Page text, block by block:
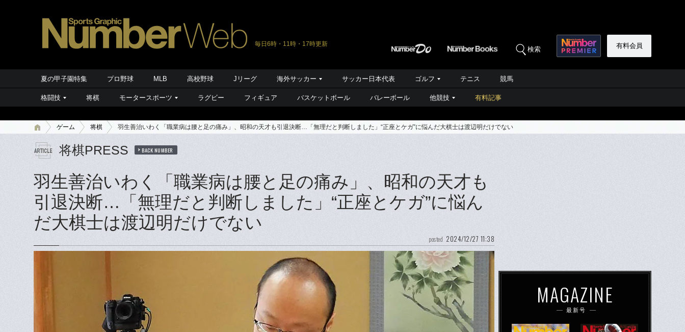
毎日6時・11時・17時更新
検索 有料会員
夏の甲子園特集 プロ野球 MLB 高校野球 Jリーグ 海外サッカー サッカー日本代表 ゴルフ テニス 競馬
格闘技 将棋 モータースポーツ ラグビー フィギュア バスケットボール バレーボール 他競技 有料記事
ゲーム 将棋 羽生善治いわく「職業病は腰と足の痛み」、昭和の天才も引退決断…「無理だと判断しました」“正座とケガ”に悩んだ大棋士は渡辺明だけでない
将棋PRESS BACK NUMBER
羽生善治いわく「職業病は腰と足の痛み」、昭和の天才も
引退決断…「無理だと判断しました」“正座とケガ”に悩ん
だ大棋士は渡辺明だけでない
posted 2024/12/27 11:38
MAGAZINE
最新号